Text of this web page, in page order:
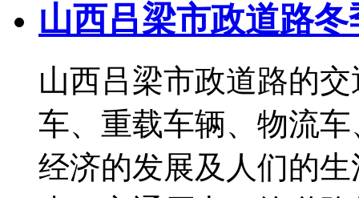
山西吕梁市政道路
山西吕梁市政道路的
车、重载车辆、物流
经济的发展及人们的